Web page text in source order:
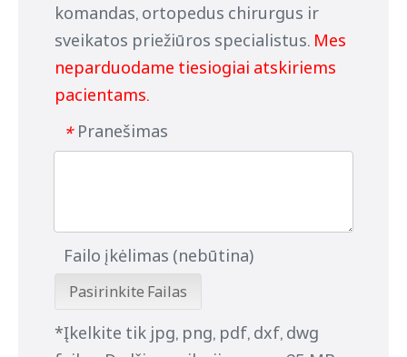
komandas, ortopedus chirurgus ir
sveikatos priežiūros specialistus. Mes
neparduodame tiesiogiai atskiriems
pacientams.
* Pranešimas
Failo įkėlimas (nebūtina)
Pasirinkite Failas
*Įkelkite tik jpg, png, pdf, dxf, dwg